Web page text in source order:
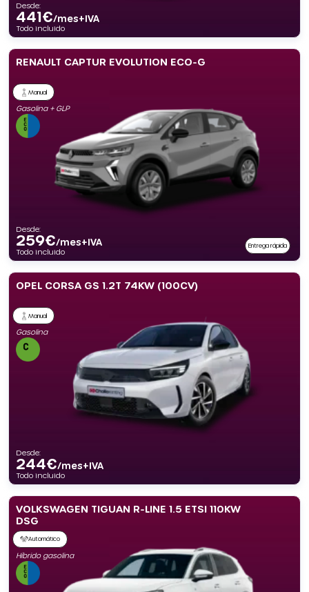
Desde:
441€/mes+IVA
Todo incluido
RENAULT CAPTUR EVOLUTION ECO-G
Manual
Gasolina + GLP
Desde:
259€/mes+IVA
Todo incluido
Entrega rápida
OPEL CORSA GS 1.2T 74KW (100CV)
Manual
Gasolina
Desde:
244€/mes+IVA
Todo incluido
VOLKSWAGEN TIGUAN R-LINE 1.5 ETSI 110KW
DSG
Automático
Híbrido gasolina